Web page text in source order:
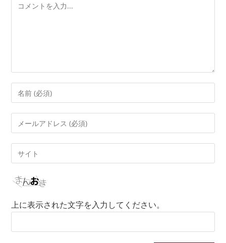
上に表示された文字を入力してください。